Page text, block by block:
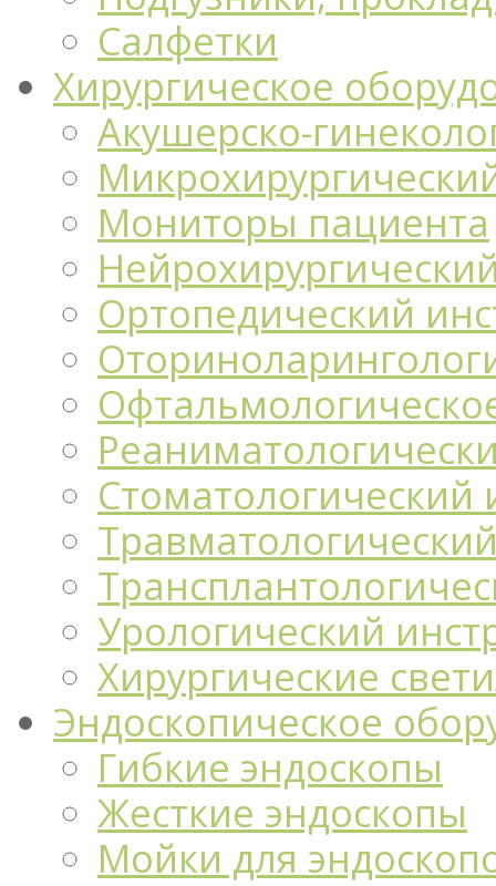
Салфетки
Хирургическое
Акушерско-
Мониторы пациента
Ортопедический
Стоматологический
Урологический
Хирургические
Эндоскопическое
Гибкие эндоскопы
Жесткие эндоскопы
Мойки для